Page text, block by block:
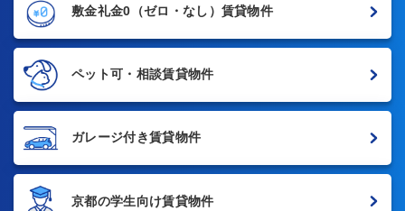
敷金礼金0 （ゼロ・なし）賃貸物件
ペット可・相談賃貸物件
ガレージ付き賃貸物件
京都の学生向け賃貸物件